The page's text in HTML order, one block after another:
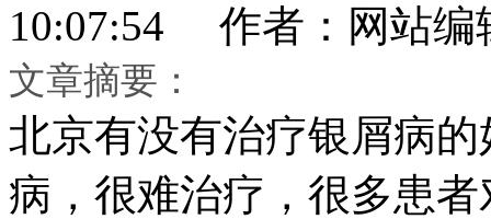
10:07:54 作者：网站编
文章摘要：
北京有没有治疗银屑病
病，很难治疗，很多患